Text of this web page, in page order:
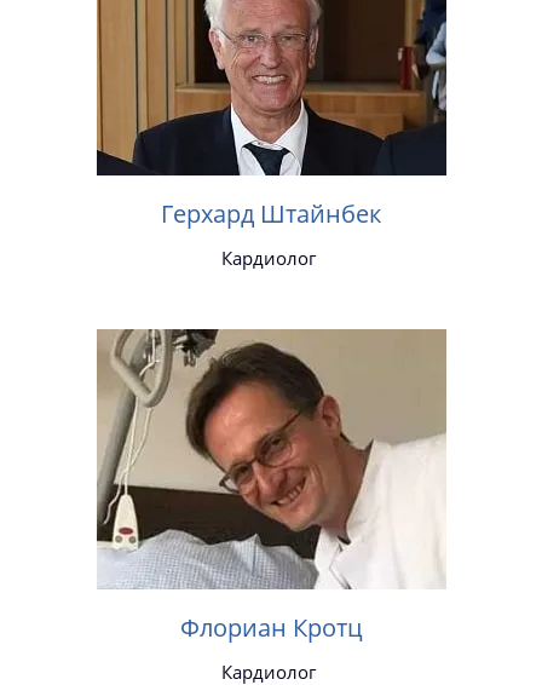
Герхард Штайнбек
Кардиолог
Флориан Кротц
Кардиолог